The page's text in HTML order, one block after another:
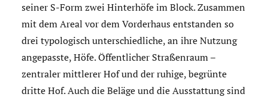
seiner S-Form zwei Hinterhöfe im Block. Zusammen
mit dem Areal vor dem Vorderhaus entstanden so
drei typologisch unterschiedliche, an ihre Nutzung
angepasste, Höfe. Öffentlicher Straßenraum –
zentraler mittlerer Hof und der ruhige, begrünte
dritte Hof. Auch die Beläge und die Ausstattung sind